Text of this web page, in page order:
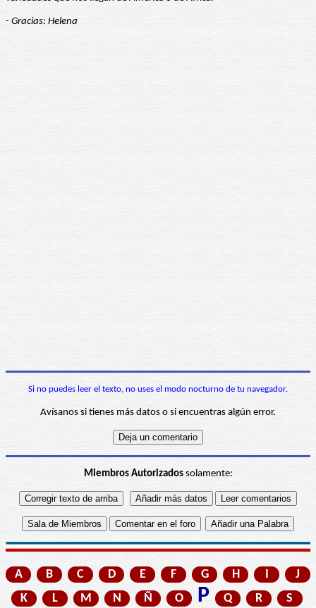
- Gracias: Helena
Si no puedes leer el texto, no uses el modo nocturno de tu navegador.
Avísanos si tienes más datos o si encuentras algún error.
Miembros Autorizadossolamente:
A B C D E F G H
J
K
L M N Ñ O P Q R
S